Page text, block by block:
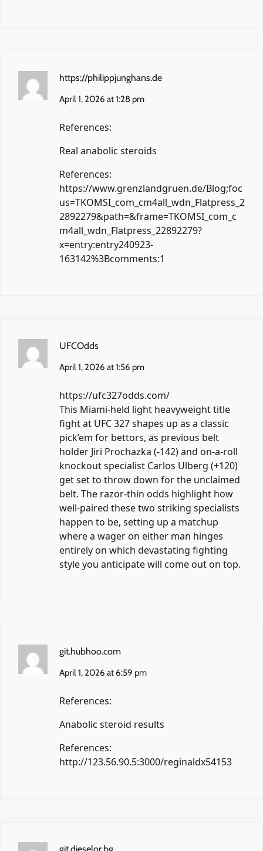
https://philippjunghans.de
April 1, 2026 at 1:28 pm
References:
Real anabolic steroids
References:
https://www.grenzlandgruen.de/Blog;foc
us=TKOMSI_com_cm4all_wdn_Flatpress_2
2892279&path=&frame=TKOMSI_com_c
m4all_wdn_Flatpress_22892279?
x=entry:entry240923-
163142%3Bcomments:1
UFCOdds
April 1, 2026 at 1:56 pm
https://ufc327odds.com/
This Miami-held light heavyweight title
fight at UFC 327 shapes up as a classic
pick’em for bettors, as previous belt
holder Jiri Prochazka (-142) and on-a-roll
knockout specialist Carlos Ulberg (+120)
get set to throw down for the unclaimed
belt. The razor-thin odds highlight how
well-paired these two striking specialists
happen to be, setting up a matchup
where a wager on either man hinges
entirely on which devastating fighting
style you anticipate will come out on top.
git.hubhoo.com
April 1, 2026 at 6:59 pm
References:
Anabolic steroid results
References:
http://123.56.90.5:3000/reginaldx54153
git.dieselor.bg